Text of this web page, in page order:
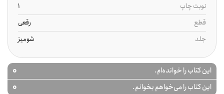
نوبت چاپ
1
قطع
رقعی
جلد
شومیز
این کتاب را خوانده‌ام. 0
این کتاب را می‌خواهم بخوانم.
0